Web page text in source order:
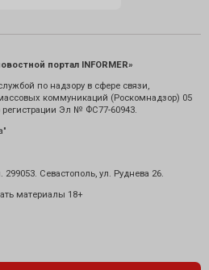
портал INFORMER»
по надзору в сфере связи,
коммуникаций (Роскомнадзор) 05
регистрации Эл № ФС77-60943.
Севастополь, ул. Руднева 26.
материалы 18+